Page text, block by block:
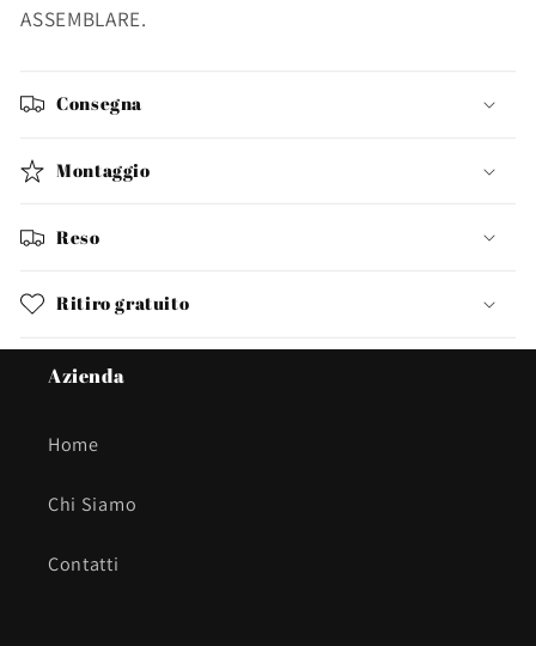
ASSEMBLARE.
Consegna
Montaggio
Reso
Ritiro gratuito
Azienda
Home
Chi Siamo
Contatti